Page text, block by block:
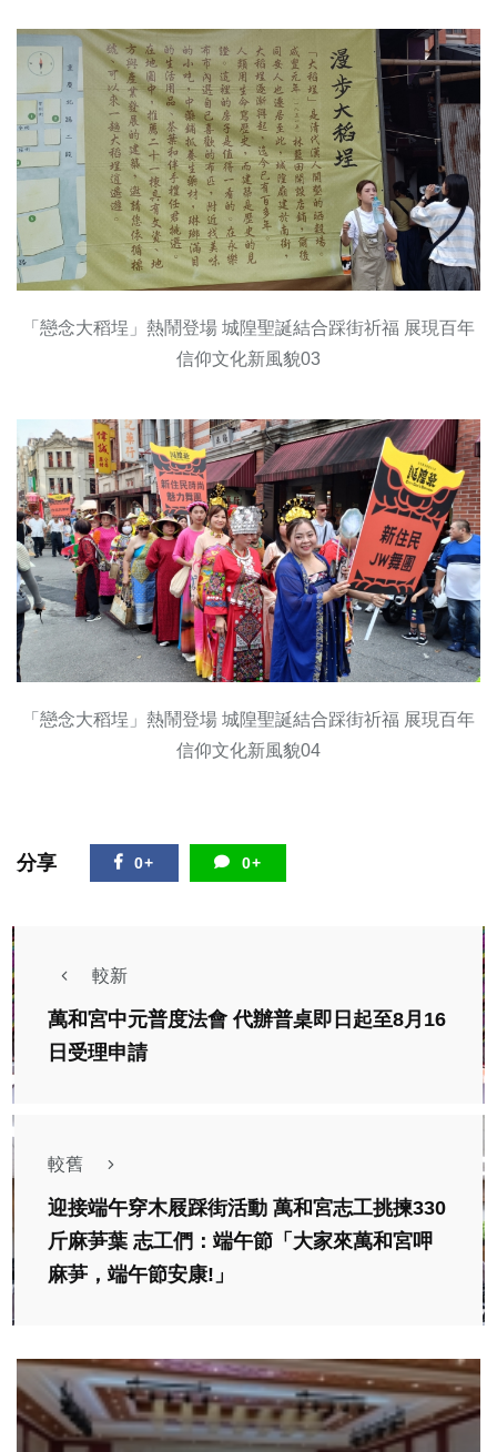
「戀念大稻埕」熱鬧登場 城隍聖誕結合踩街祈福 展現百年
信仰文化新風貌03
「戀念大稻埕」熱鬧登場 城隍聖誕結合踩街祈福 展現百年
信仰文化新風貌04
分享 0+ 0+
較新
萬和宮中元普度法會 代辦普桌即日起至8月16
日受理申請
較舊
迎接端午穿木屐踩街活動 萬和宮志工挑揀330
斤麻芛葉 志工們：端午節「大家來萬和宮呷
麻芛，端午節安康!」